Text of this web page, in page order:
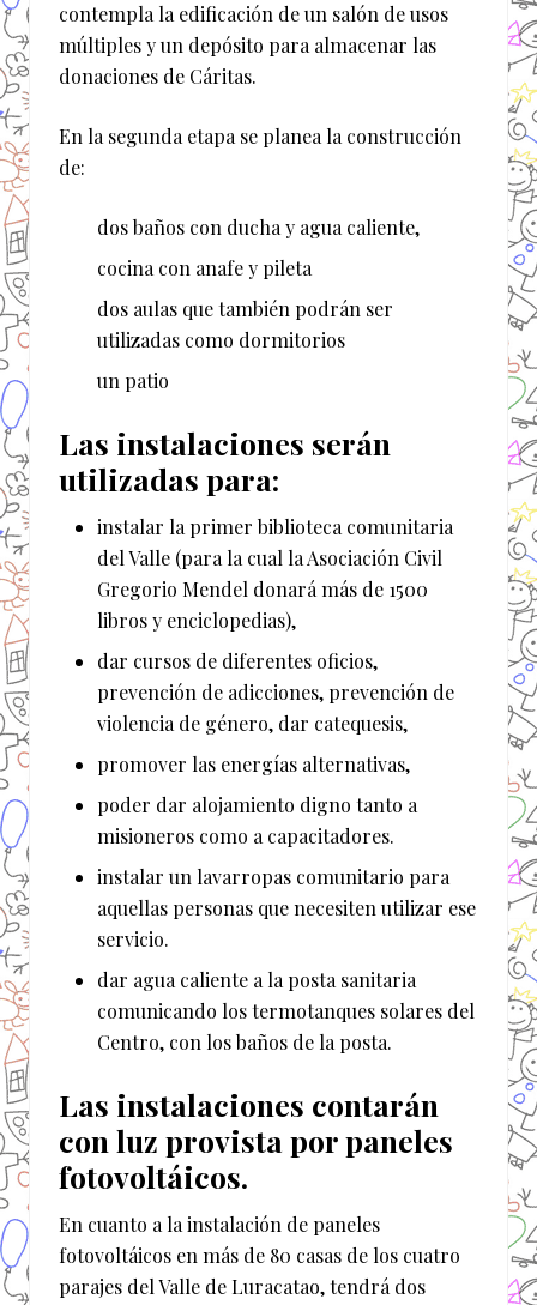
contempla la edificación de un salón de usos
múltiples y un depósito para almacenar las
donaciones de Cáritas.
En la segunda etapa se planea la construcción
de:
dos baños con ducha y agua caliente,
cocina con anafe y pileta
dos aulas que también podrán ser
utilizadas como dormitorios
un patio
Las instalaciones serán
utilizadas para:
instalar la primer biblioteca comunitaria
del Valle (para la cual la Asociación Civil
Gregorio Mendel donará más de 1500
libros y enciclopedias),
dar cursos de diferentes oficios,
prevención de adicciones, prevención de
violencia de género, dar catequesis,
promover las energías alternativas,
poder dar alojamiento digno tanto a
misioneros como a capacitadores.
instalar un lavarropas comunitario para
aquellas personas que necesiten utilizar ese
servicio.
dar agua caliente a la posta sanitaria
comunicando los termotanques solares del
Centro, con los baños de la posta.
Las instalaciones contarán
con luz provista por paneles
fotovoltáicos.
En cuanto a la instalación de paneles
fotovoltáicos en más de 80 casas de los cuatro
parajes del Valle de Luracatao, tendrá dos